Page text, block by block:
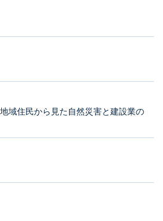
域住民から見た自然災害と建設業の